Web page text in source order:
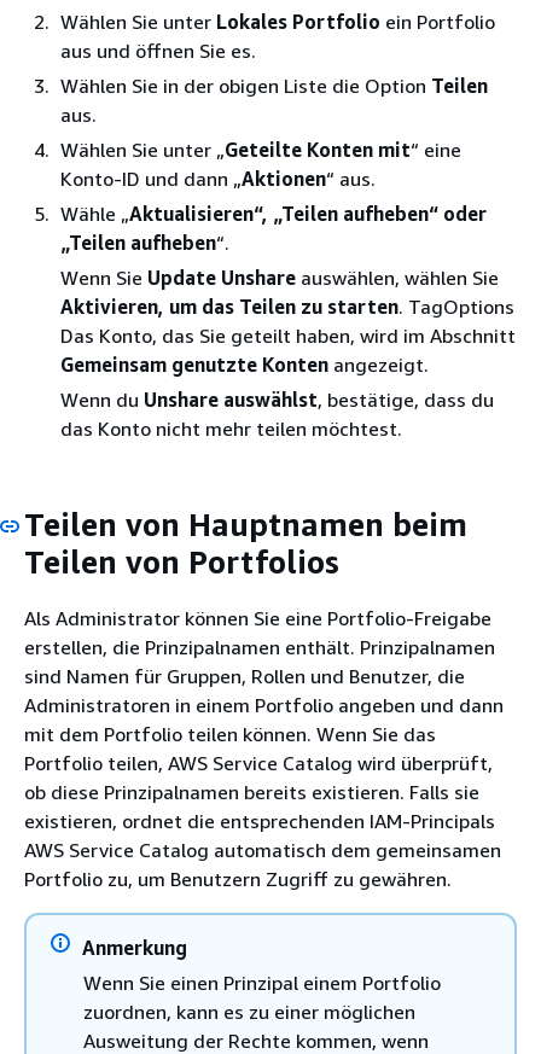
Wählen Sie unter Lokales Portfolio ein Portfolio
aus und öffnen Sie es.
Wählen Sie in der obigen Liste die Option Teilen
aus.
Wählen Sie unter „Geteilte Konten mit“ eine
Konto-ID und dann „Aktionen“ aus.
Wähle „Aktualisieren“, „Teilen aufheben“ oder
„Teilen aufheben“.
Wenn Sie Update Unshare auswählen, wählen Sie
Aktivieren, um das Teilen zu starten. TagOptions
Das Konto, das Sie geteilt haben, wird im Abschnitt
Gemeinsam genutzte Konten angezeigt.
Wenn du Unshare auswählst, bestätige, dass du
das Konto nicht mehr teilen möchtest.
Teilen von Hauptnamen beim
Teilen von Portfolios
Als Administrator können Sie eine Portfolio-Freigabe
erstellen, die Prinzipalnamen enthält. Prinzipalnamen
sind Namen für Gruppen, Rollen und Benutzer, die
Administratoren in einem Portfolio angeben und dann
mit dem Portfolio teilen können. Wenn Sie das
Portfolio teilen, AWS Service Catalog wird überprüft,
ob diese Prinzipalnamen bereits existieren. Falls sie
existieren, ordnet die entsprechenden IAM-Principals
AWS Service Catalog automatisch dem gemeinsamen
Portfolio zu, um Benutzern Zugriff zu gewähren.
Anmerkung
Wenn Sie einen Prinzipal einem Portfolio
zuordnen, kann es zu einer möglichen
Ausweitung der Rechte kommen, wenn